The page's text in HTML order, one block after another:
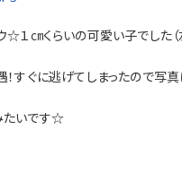
１㎝くらいの可愛い子でした（
すぐに逃げてしまったので写
たいです☆